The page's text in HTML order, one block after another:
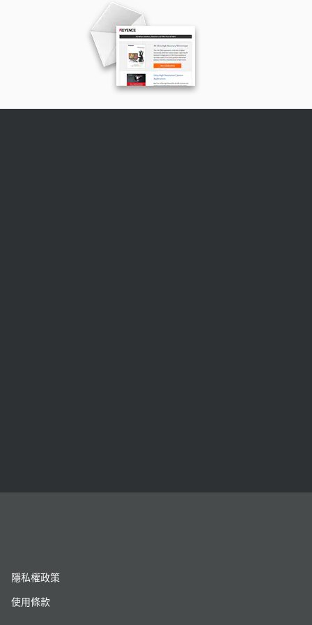
隱私權政策
使用條款